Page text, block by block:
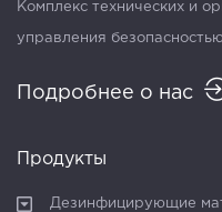
Комплекс технических и
управления
Подробнее о нас
Продукты
Дезинфицирующие